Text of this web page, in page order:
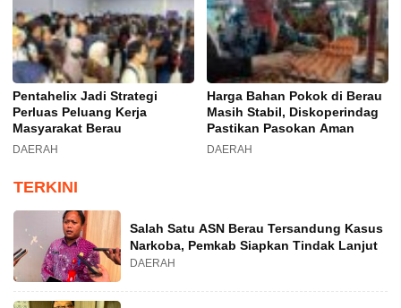
Pentahelix Jadi Strategi
Perluas Peluang Kerja
Masyarakat Berau
DAERAH
Harga Bahan Pokok di Berau
Masih Stabil, Diskoperindag
Pastikan Pasokan Aman
DAERAH
TERKINI
Salah Satu ASN Berau Tersandung Kasus
Narkoba, Pemkab Siapkan Tindak Lanjut
DAERAH